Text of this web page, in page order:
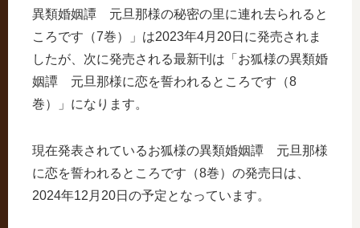
異類婚姻譚 元旦那様の秘密の里に連れ去られると
ころです（7巻）」は2023年4月20日に発売されま
したが、次に発売される最新刊は「お狐様の異類婚
姻譚 元旦那様に恋を誓われるところです（8
巻）」になります。
現在発表されているお狐様の異類婚姻譚 元旦那様
に恋を誓われるところです（8巻）の発売日は、
2024年12月20日の予定となっています。